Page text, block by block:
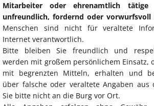
Mitarbeiter oder ehrenamtlich
unfreundlich, fordernd oder vorwurfsvoll
Menschen sind nicht für veraltete
Internet verantwortlich.
Bitte bleiben Sie freundlich und
werden mit großem persönlichem Einsatz,
mit begrenzten Mitteln, erhalten und
über falsche oder veraltete Angaben
Sie bitte nicht an die Burg vor Ort.